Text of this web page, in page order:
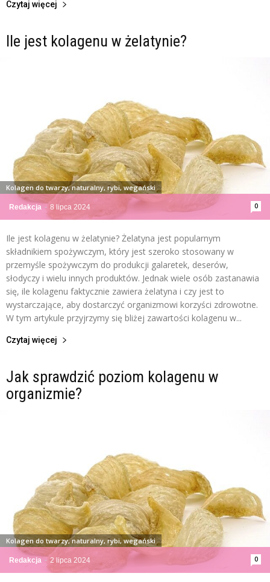
Czytaj więcej
Ile jest kolagenu w żelatynie?
Redakcja - 8 lipca 2024 0
Kolagen do twarzy, naturalny, rybi, wegański
Ile jest kolagenu w żelatynie? Żelatyna jest popularnym
składnikiem spożywczym, który jest szeroko stosowany w
przemyśle spożywczym do produkcji galaretek, deserów,
słodyczy i wielu innych produktów. Jednak wiele osób zastanawia
się, ile kolagenu faktycznie zawiera żelatyna i czy jest to
wystarczające, aby dostarczyć organizmowi korzyści zdrowotne.
W tym artykule przyjrzymy się bliżej zawartości kolagenu w...
Czytaj więcej
Jak sprawdzić poziom kolagenu w
organizmie?
Redakcja - 2 lipca 2024 0
Kolagen do twarzy, naturalny, rybi, wegański